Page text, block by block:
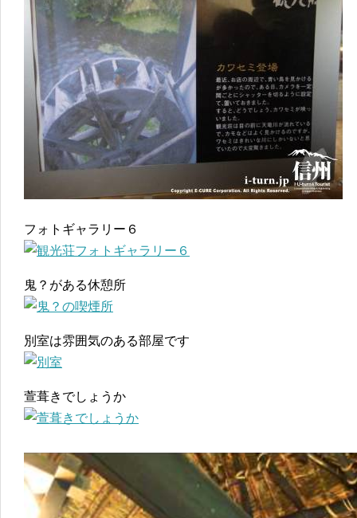
フォトギャラリー６
鬼？がある休憩所
別室は雰囲気のある部屋です
萱葺きでしょうか